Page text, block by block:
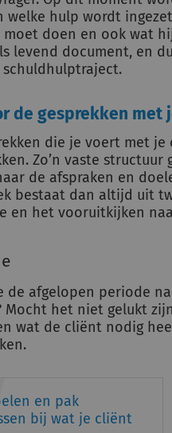
hulp wordt
doen en ook wat
levend document, en
de gesprekken met
die je voert met je
Zo’n vaste structuur
de afspraken en
bestaat dan altijd uit
en het vooruitkijken
de afgelopen periode
het niet gelukt
wat de cliënt nodig
en pak
bij wat je cliënt